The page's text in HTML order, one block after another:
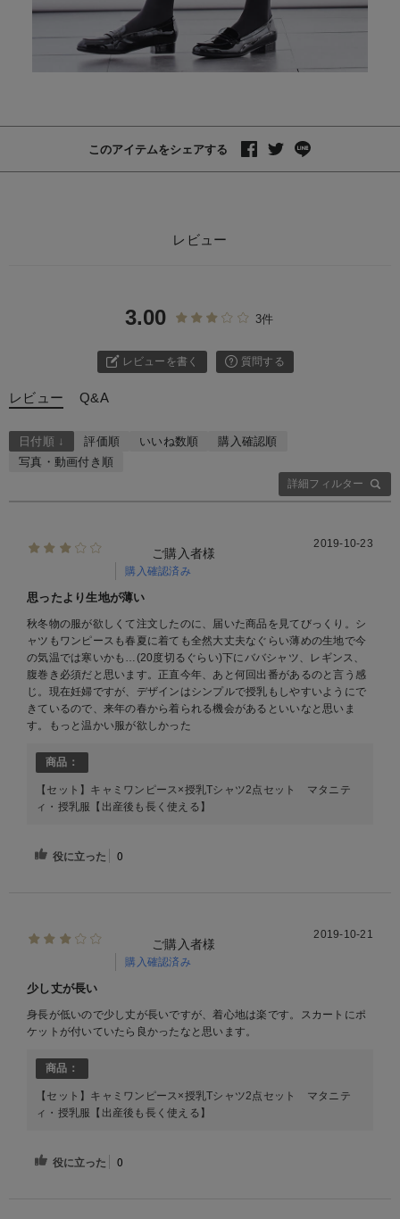
このアイテムをシェアする
レビュー
3.00 3件
レビューを書く 質問する
レビュー Q&A
詳細フィルター
日付順 ↓ 評価順 いいね数順
購入確認順
写真・動画付き順
ご購入者様
購入確認済み
2019-10-23
思ったより生地が薄い
秋冬物の服が欲しくて注文したのに、届いた商品を見てびっくり。シ
ャツもワンピースも春夏に着ても全然大丈夫なぐらい薄めの生地で今
の気温では寒いかも…(20度切るぐらい)下にババシャツ、レギンス、
腹巻き必須だと思います。正直今年、あと何回出番があるのと言う感
じ。現在妊婦ですが、デザインはシンプルで授乳もしやすいようにで
きているので、来年の春から着られる機会があるといいなと思いま
す。もっと温かい服が欲しかった
商品：
【セット】キャミワンピース×授乳Tシャツ2点セット マタニテ
ィ・授乳服【出産後も長く使える】
役に立った 0
ご購入者様
購入確認済み
2019-10-21
少し丈が長い
身長が低いので少し丈が長いですが、着心地は楽です。スカートにポ
ケットが付いていたら良かったなと思います。
商品：
【セット】キャミワンピース×授乳Tシャツ2点セット マタニテ
ィ・授乳服【出産後も長く使える】
役に立った 0